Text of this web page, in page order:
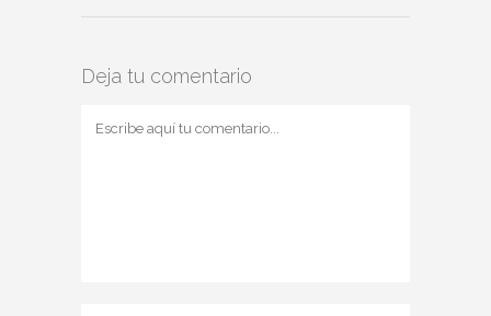
Deja tu comentario